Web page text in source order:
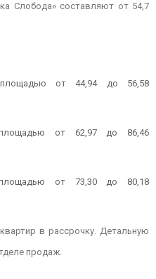
Слобода» составляют от 54,7
площадью от 44,94 до 56,58
площадью от 62,97 до 86,46
площадью от 73,30 до 80,18
в рассрочку. Детальную
продаж.